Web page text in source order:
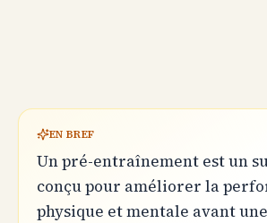
EN BREF
Un pré-entraînement est un
conçu pour améliorer la
physique et mentale avant